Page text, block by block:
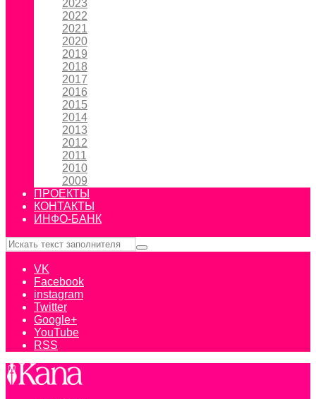
2023
2022
2021
2020
2019
2018
2017
2016
2015
2014
2013
2012
2011
2010
2009
ПРОЕКТЫ
КОНТАКТЫ
ИНФО-БАНК
VK
Facebook
instagram
Twitter
Google+
YouTube
RSS